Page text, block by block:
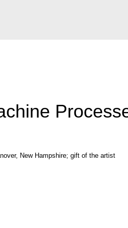
New Hampshire; gift of the artist